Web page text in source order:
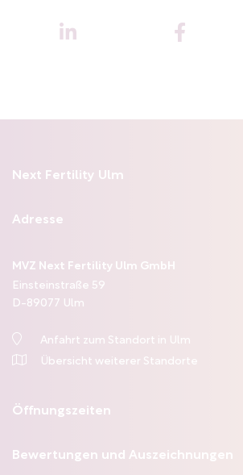
Next Fertility Ulm
Das Team von Next Fertility Ulm entstand
Wir sindIhre Ansprechpartner
Kinderwunschbehandlungen im Großraum
Adresse
MVZ Next Fertility Ulm GmbH
Einsteinstraße 59
D-89077 Ulm
Anfahrt zum Standort in Ulm
Übersicht weiterer Standorte
Öffnungszeiten
Montag 07:30 - 17:00Uhr
Bewertungen und Auszeichnungen